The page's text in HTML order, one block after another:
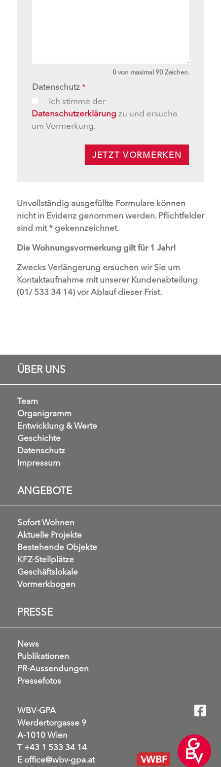
0 von maximal 90 Zeichen.
Datenschutz*
Ich stimme der
Datenschutzerklärung zu und ersuche
um Vormerkung.
JETZT VORMERKEN
Unvollständig ausgefüllte Formulare können
nicht in Evidenz genommen werden. Pflichtfelder
sind mit * gekennzeichnet.
Die Wohnungsvormerkung gilt für 1 Jahr!
Zwecks Verlängerung ersuchen wir Sie um
Kontaktaufnahme mit unserer Kundenabteilung
(01/ 533 34 14) vor Ablauf dieser Frist.
ÜBER UNS
Team
Organigramm
Entwicklung & Werte
Geschichte
Datenschutz
Impressum
ANGEBOTE
Sofort Wohnen
Aktuelle Projekte
Bestehende Objekte
KFZ-Stellplätze
Geschäftslokale
Vormerkbogen
PRESSE
News
Publikationen
PR-Aussendungen
Pressefotos
WBV-GPA
Werdertorgasse 9
A-1010 Wien
T+43 1 533 34 14
E office@wbv-gpa.at